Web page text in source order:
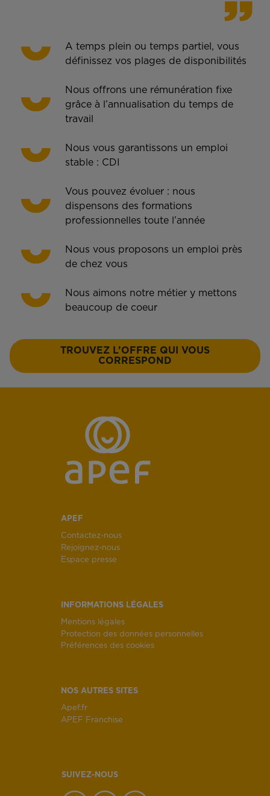
A temps plein ou temps partiel, vous
définissez vos plages de disponibilités
Nous offrons une rémunération fixe
grâce à l’annualisation du temps de
travail
Nous vous garantissons un emploi
stable : CDI
Vous pouvez évoluer : nous
dispensons des formations
professionnelles toute l’année
Nous vous proposons un emploi près
de chez vous
Nous aimons notre métier y mettons
beaucoup de coeur
TROUVEZ L’OFFRE QUI VOUS
CORRESPOND
APEF
Contactez-nous
Rejoignez-nous
Espace presse
INFORMATIONS LÉGALES
Mentions légales
Protection des données personnelles
Préférences des cookies
NOS AUTRES SITES
Apef.fr
APEF Franchise
SUIVEZ-NOUS